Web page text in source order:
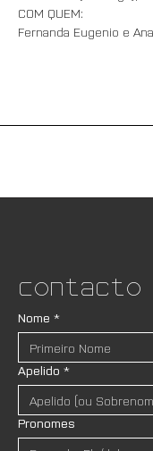
Contacto
Nome *
Apelido *
Pronomes